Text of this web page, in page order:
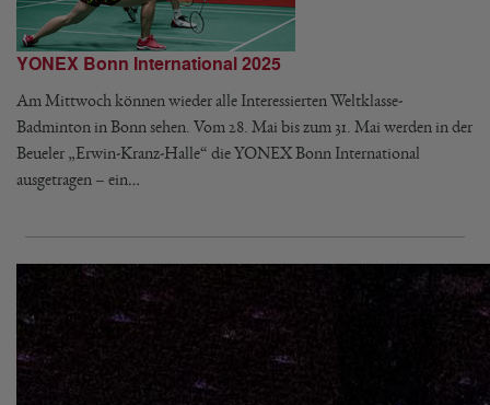
YONEX Bonn International 2025
Am Mittwoch können wieder alle Interessierten Weltklasse-
Badminton in Bonn sehen. Vom 28. Mai bis zum 31. Mai werden in der
Beueler „Erwin-Kranz-Halle“ die YONEX Bonn International
ausgetragen – ein…